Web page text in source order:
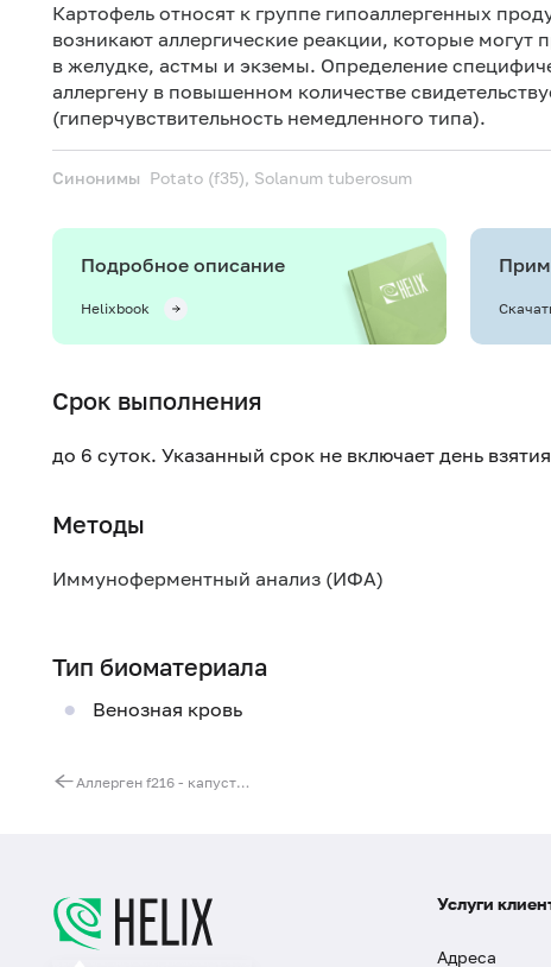
Картофель относят к группе гипоаллергенных
возникают аллергические реакции, которые могут
в желудке, астмы и экземы. Определение
аллергену в повышенном количестве
(гиперчувствительность немедленного типа).
Синонимы Potato (f35), Solanum tuberosum
Подробное описание
Helixbook
Срок выполнения
до 6 суток. Указанный срок не включает день
Методы
Иммуноферментный анализ (ИФА)
Тип биоматериала
Венозная кровь
Аллерген f216 - капуста кочанная, IgE
Услуги
Адреса